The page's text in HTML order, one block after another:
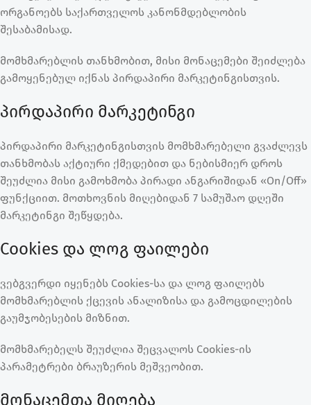
ორგანოებს საქართველოს კანონმდებლობის
შესაბამისად.
მომხმარებლის თანხმობით, მისი მონაცემები შეიძლება
გამოყენებულ იქნას პირდაპირი მარკეტინგისთვის.
პირდაპირი მარკეტინგი
პირდაპირი მარკეტინგისთვის მომხმარებელი გვაძლევს
თანხმობას აქტიური ქმედებით და ნებისმიერ დროს
შეუძლია მისი გამოხმობა პირადი ანგარიშიდან «On/Off»
ფუნქციით. მოთხოვნის მიღებიდან 7 სამუშაო დღეში
მარკეტინგი შეწყდება.
Cookies და ლოგ ფაილები
ვებგვერდი იყენებს Cookies-სა და ლოგ ფაილებს
მომხმარებლის ქცევის ანალიზისა და გამოცდილების
გაუმჯობესების მიზნით.
მომხმარებელს შეუძლია შეცვალოს Cookies-ის
პარამეტრები ბრაუზერის მეშვეობით.
მონაცემთა მიღება